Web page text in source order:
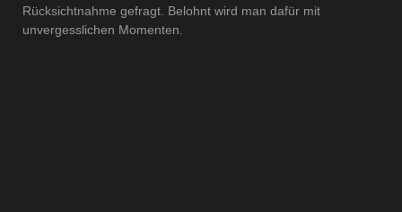
Rücksichtnahme gefragt. Belohnt wird man dafür mit
unvergesslichen Momenten.